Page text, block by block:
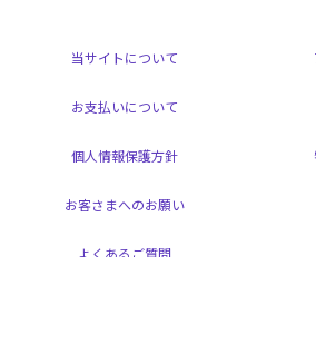
当サイトについて
お支払いについて
個人情報保護方針
お客さまへのお願い
よくあるご質問